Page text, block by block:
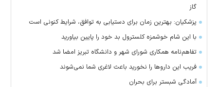
گاز
پزشکیان: بهترین زمان برای دستیابی به توافق، شرایط کنونی است
با این شام خوشمزه کلسترول بد خود را پایین بیاورید
تفاهم‌نامه همکاری شورای شهر و دانشگاه تبریز امضا شد
فریب این دارو‌ها را نخورید باعث لاغری شما نمی‌شوند
آمادگی شبستر برای بحران